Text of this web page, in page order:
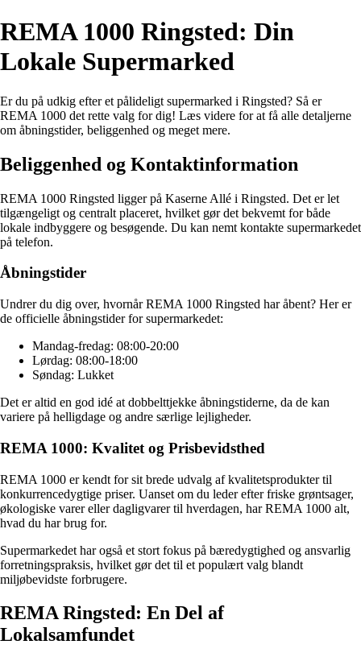
REMA 1000 Ringsted: Din
Lokale Supermarked
Er du på udkig efter et pålideligt supermarked i Ringsted? Så er
REMA 1000 det rette valg for dig! Læs videre for at få alle detaljerne
om åbningstider, beliggenhed og meget mere.
Beliggenhed og Kontaktinformation
REMA 1000 Ringsted ligger på Kaserne Allé i Ringsted. Det er let
tilgængeligt og centralt placeret, hvilket gør det bekvemt for både
lokale indbyggere og besøgende. Du kan nemt kontakte supermarkedet
på telefon.
Åbningstider
Undrer du dig over, hvornår REMA 1000 Ringsted har åbent? Her er
de officielle åbningstider for supermarkedet:
Mandag-fredag: 08:00-20:00
Lørdag: 08:00-18:00
Søndag: Lukket
Det er altid en god idé at dobbelttjekke åbningstiderne, da de kan
variere på helligdage og andre særlige lejligheder.
REMA 1000: Kvalitet og Prisbevidsthed
REMA 1000 er kendt for sit brede udvalg af kvalitetsprodukter til
konkurrencedygtige priser. Uanset om du leder efter friske grøntsager,
økologiske varer eller dagligvarer til hverdagen, har REMA 1000 alt,
hvad du har brug for.
Supermarkedet har også et stort fokus på bæredygtighed og ansvarlig
forretningspraksis, hvilket gør det til et populært valg blandt
miljøbevidste forbrugere.
REMA Ringsted: En Del af
Lokalsamfundet